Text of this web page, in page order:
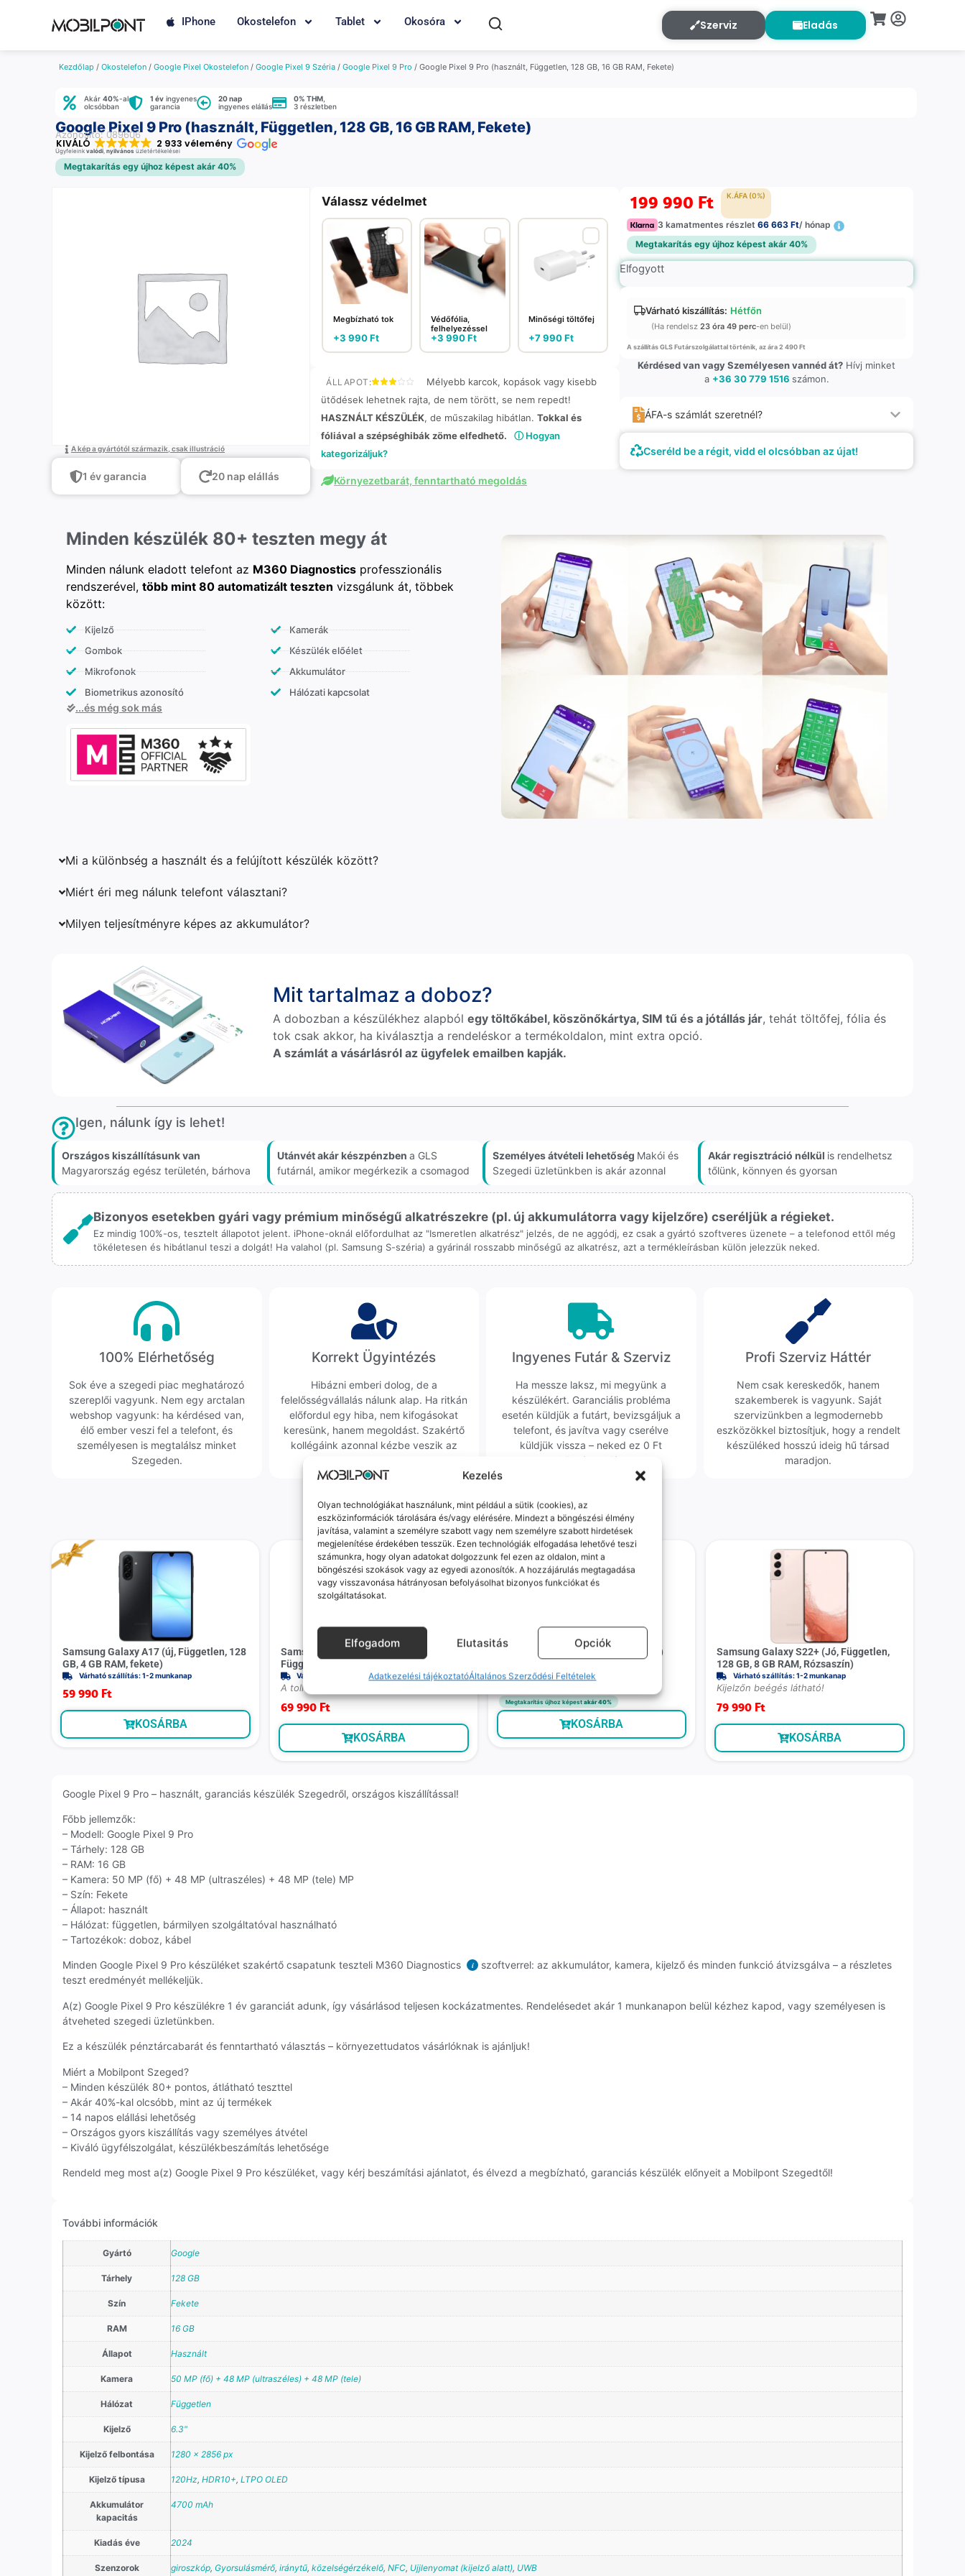
Kezelés
Olyan technológiákat használunk, mint például a sütik (cookies), az
eszközinformációk tárolására és/vagy elérésére. Mindezt a böngészési élmény
javítása, valamint a személyre szabott vagy nem személyre szabott hirdetések
megjelenítése érdekében tesszük. Ezen technológiák elfogadása lehetővé teszi
számunkra, hogy olyan adatokat dolgozzunk fel ezen az oldalon, mint a
böngészési szokások vagy az egyedi azonosítók. A hozzájárulás megtagadása
vagy visszavonása hátrányosan befolyásolhat bizonyos funkciókat és
szolgáltatásokat.
Elfogadom Elutasitás Opciók
Adatkezelési tájékoztatóÁltalános Szerződési Feltételek
IPhone Okostelefon Tablet Okosóra Szerviz Eladás
Kezdőlap / Okostelefon / Google Pixel Okostelefon / Google Pixel 9 Széria / Google Pixel 9 Pro / Google Pixel 9 Pro (használt, Független, 128 GB, 16 GB RAM, Fekete)
Akár 40%-al
olcsóbban
1 év ingyenes
garancia
20 nap
ingyenes elállás
0% THM
3 részletben
Google Pixel 9 Pro (használt, Független, 128 GB, 16 GB RAM, Fekete)
Azonosító: 089606
KIVÁLÓ 2 933 vélemény
Ügyfeleink valódi, nyilvános üzletértékelései
Megtakarítás egy újhoz képest akár 40%
A kép a gyártótól származik, csak illustráció
1 év garancia 20 nap elállás
Válassz védelmet
Megbízható tok
+3 990Ft
Védőfólia,
felhelyezéssel
+3 990Ft
Minőségi töltőfej
+7 990Ft
ÁLLAPOT:
Mélyebb karcok, kopások vagy kisebb
ütődések lehetnek rajta, de nem törött, se nem repedt!
HASZNÁLT KÉSZÜLÉK, de műszakilag hibátlan. Tokkal és
fóliával a szépséghibák zöme elfedhető.
ⓘ Hogyan
kategorizáljuk?
Környezetbarát, fenntartható megoldás
199 990 Ft K.ÁFA (0%)
3 kamatmentes részlet66 663 Ft/ hónap
Megtakarítás egy újhoz képest akár 40%
Elfogyott
Várható kiszállítás: Hétfőn
(Ha rendelsz23 óra 49 perc-en belül)
A szállítás GLS Futárszolgálattal történik, az ára 2 490 Ft
Kérdésed van vagy Személyesen vannéd át? Hívj minket
a +36 30 779 1516 számon.
ÁFA-s számlát szeretnél?
Cseréld be a régit, vidd el olcsóbban az újat!
Minden készülék 80+ teszten megy át
Minden nálunk eladott telefont az M360 Diagnostics professzionális
rendszerével, több mint 80 automatizált teszten vizsgálunk át, többek
között:
Kijelző
Gombok
Mikrofonok
Biometrikus azonosító
Kamerák
Készülék előélet
Akkumulátor
Hálózati kapcsolat
...és még sok más
Mi a különbség a használt és a felújított készülék között?
Miért éri meg nálunk telefont választani?
Milyen teljesítményre képes az akkumulátor?
Mit tartalmaz a doboz?
A dobozban a készülékhez alapbólegy töltőkábel, köszönőkártya, SIM tű és a jótállás jár, tehát töltőfej, fólia és
tok csak akkor, ha kiválasztja a rendeléskor a termékoldalon, mint extra opció.
A számlát a vásárlásról az ügyfelek emailben kapják.
Igen, nálunk így is lehet!
Országos kiszállításunk van
Magyarország egész területén, bárhova
Utánvét akár készpénzben a GLS
futárnál, amikor megérkezik a csomagod
Személyes átvételi lehetőség Makói és
Szegedi üzletünkben is akár azonnal
Akár regisztráció nélkül is rendelhetsz
tőlünk, könnyen és gyorsan
Bizonyos esetekben gyári vagy prémium minőségű alkatrészekre (pl. új akkumulátorra vagy kijelzőre) cseréljük a régieket.
Ez mindig 100%-os, tesztelt állapotot jelent. iPhone-oknál előfordulhat az "Ismeretlen alkatrész" jelzés, de ne aggódj, ez csak a gyártó szoftveres üzenete – a telefonod ettől még
tökéletesen és hibátlanul teszi a dolgát! Ha valahol (pl. Samsung S-széria) a gyárinál rosszabb minőségű az alkatrész, azt a termékleírásban külön jelezzük neked.
100% Elérhetőség
Sok éve a szegedi piac meghatározó
szereplői vagyunk. Nem egy arctalan
webshop vagyunk: ha kérdésed van,
élő ember veszi fel a telefont, és
személyesen is megtalálsz minket
Szegeden.
Korrekt Ügyintézés
Hibázni emberi dolog, de a
felelősségvállalás nálunk alap. Ha ritkán
előfordul egy hiba, nem kifogásokat
keresünk, hanem megoldást. Szakértő
kollégáink azonnal kézbe veszik az
Ingyenes Futár & Szerviz
Ha messze laksz, mi megyünk a
készülékért. Garanciális probléma
esetén küldjük a futárt, bevizsgáljuk a
telefont, és javítva vagy cserélve
küldjük vissza – neked ez 0 Ft
költséggel jár.
Profi Szerviz Háttér
Nem csak kereskedők, hanem
szakemberek is vagyunk. Saját
szervizünkben a legmodernebb
eszközökkel biztosítjuk, hogy a rendelt
készüléked hosszú ideig hű társad
maradjon.
Mások ezeket is megnézték
Samsung Galaxy A17 (új, Független, 128
GB, 4 GB RAM, fekete)
Várható szállítás: 1-2 munkanap
59 990 Ft
KOSÁRBA
Samsung Galaxy Note 10+ (Jó,
Független, 256 GB, 12 GB RAM, Fekete)
Várható szállítás: 1-2 munkanap
A toll bluetooth funkciója nem működik!
69 990 Ft
KOSÁRBA
Huawei Watch Fit 3 (újszerű, fekete)
19 990Ft
Megtakarítás újhoz képestakár 40%
KOSÁRBA
Samsung Galaxy S22+ (Jó, Független,
128 GB, 8 GB RAM, Rózsaszín)
Várható szállítás: 1-2 munkanap
Kijelzőn beégés látható!
79 990 Ft
KOSÁRBA
Google Pixel 9 Pro – használt, garanciás készülék Szegedről, országos kiszállítással!
Főbb jellemzők:
– Modell: Google Pixel 9 Pro
– Tárhely: 128 GB
– RAM: 16 GB
– Kamera: 50 MP (fő) + 48 MP (ultraszéles) + 48 MP (tele) MP
– Szín: Fekete
– Állapot: használt
– Hálózat: független, bármilyen szolgáltatóval használható
– Tartozékok: doboz, kábel
Minden Google Pixel 9 Pro készüléket szakértő csapatunk teszteli M360 Diagnostics i
szoftverrel: az akkumulátor, kamera, kijelző és minden funkció átvizsgálva – a részletes
teszt eredményét mellékeljük.
A(z) Google Pixel 9 Pro készülékre 1 év garanciát adunk, így vásárlásod teljesen kockázatmentes. Rendelésedet akár 1 munkanapon belül kézhez kapod, vagy személyesen is
átveheted szegedi üzletünkben.
Ez a készülék pénztárcabarát és fenntartható választás – környezettudatos vásárlóknak is ajánljuk!
Miért a Mobilpont Szeged?
– Minden készülék 80+ pontos, átlátható teszttel
– Akár 40%-kal olcsóbb, mint az új termékek
– 14 napos elállási lehetőség
– Országos gyors kiszállítás vagy személyes átvétel
– Kiváló ügyfélszolgálat, készülékbeszámítás lehetősége
Rendeld meg most a(z) Google Pixel 9 Pro készüléket, vagy kérj beszámítási ajánlatot, és élvezd a megbízható, garanciás készülék előnyeit a Mobilpont Szegedtől!
További információk
Gyártó Google
Tárhely 128 GB
Szín Fekete
RAM 16 GB
Állapot Használt
Kamera 50 MP (fő) + 48 MP (ultraszéles) + 48 MP (tele)
Hálózat Független
Kijelző 6.3"
Kijelző felbontása 1280 x 2856 px
Kijelző típusa 120Hz, HDR10+, LTPO OLED
Akkumulátor
kapacitás
4700 mAh
Kiadás éve 2024
Szenzorok giroszkóp, Gyorsulásmérő, iránytű, közelségérzékelő, NFC, Ujjlenyomat (kijelző alatt), UWB